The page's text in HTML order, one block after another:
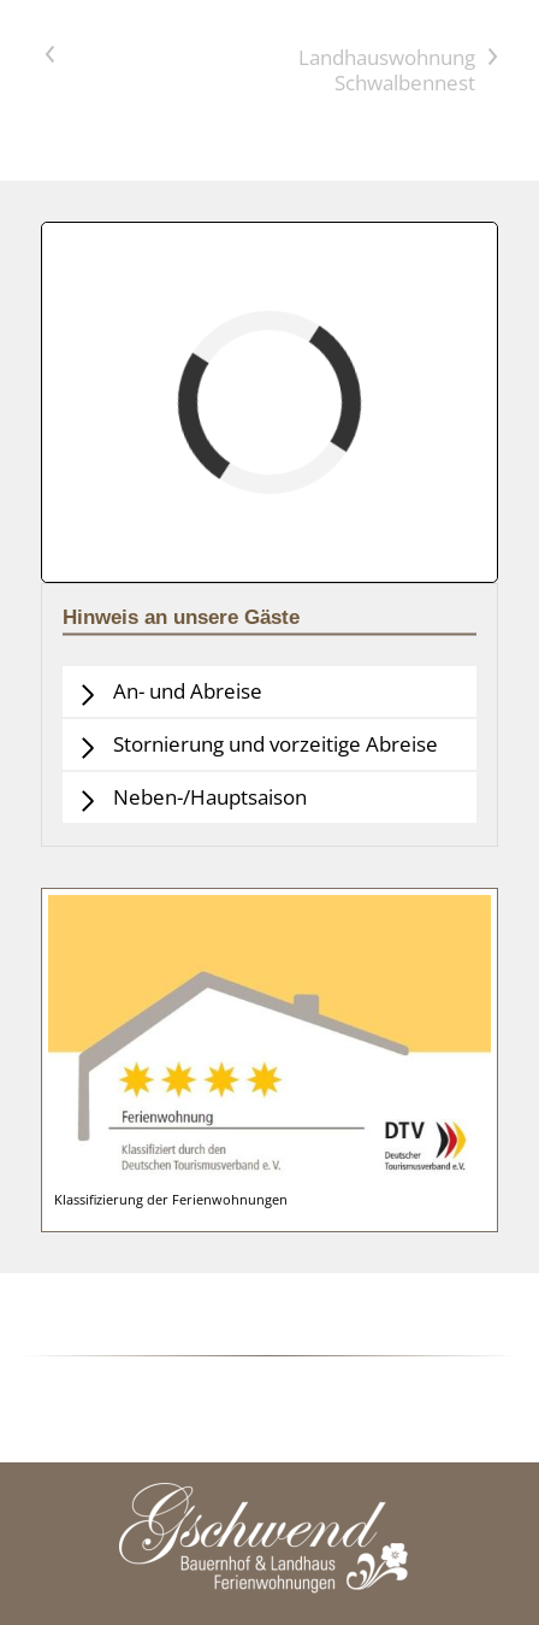
< >
verfügbar (Anreise) Abreise
Hinweis an unsere Gäste
An- und Abreise
Stornierung und vorzeitige Abreise
Neben-/Hauptsaison
Klassifizierung der Ferienwohnungen